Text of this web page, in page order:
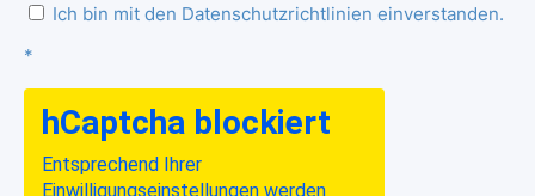
Ich bin mit den Datenschutzrichtlinien einverstanden.
*